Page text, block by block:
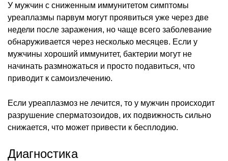
У мужчин с сниженным иммунитетом симптомы
уреаплазмы парвум могут проявиться уже через две
недели после заражения, но чаще всего заболевание
обнаруживается через несколько месяцев. Если у
мужчины хороший иммунитет, бактерии могут не
начинать размножаться и просто подавиться, что
приводит к самоизлечению.
Если уреаплазмоз не лечится, то у мужчин происходит
разрушение сперматозоидов, их подвижность сильно
снижается, что может привести к бесплодию.
Диагностика